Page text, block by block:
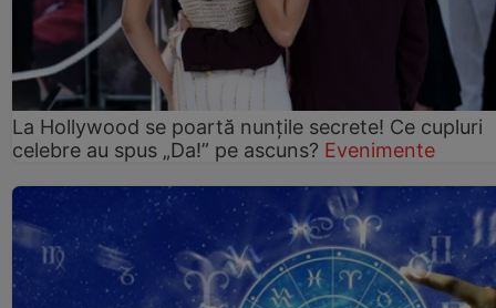
La Hollywood se poartă nunțile secrete! Ce cupluri
celebre au spus „Da!” pe ascuns? Evenimente